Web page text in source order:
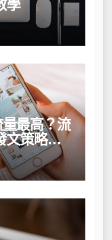
學
最高？流
文策略攻